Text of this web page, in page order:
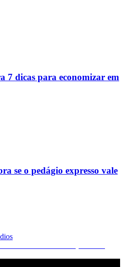
7 dicas para economizar em
se o pedágio expresso vale